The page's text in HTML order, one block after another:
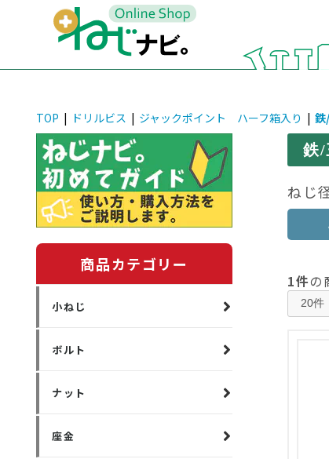
TOP | ドリルビス | ジャックポイント ハーフ箱入り |
商品カテゴリー
小ねじ
ボルト
ナット
座金
鉄
ねじ
1件の